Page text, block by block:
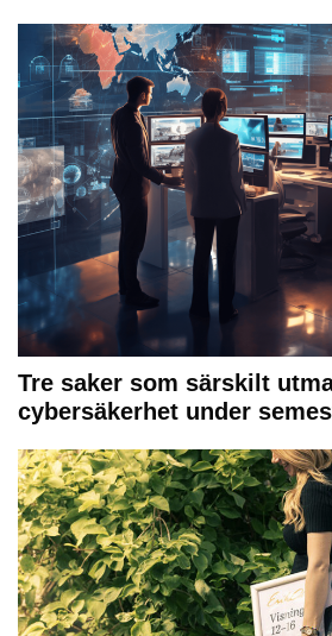
Tre saker som särskilt
cybersäkerhet under